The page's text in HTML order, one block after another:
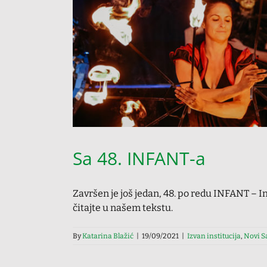
Sa 48. INFANT-a
Završen je još jedan, 48. po redu INFANT
čitajte u našem tekstu.
ByKatarina Blažić 19/09/2021 Izvan institucija, Novi